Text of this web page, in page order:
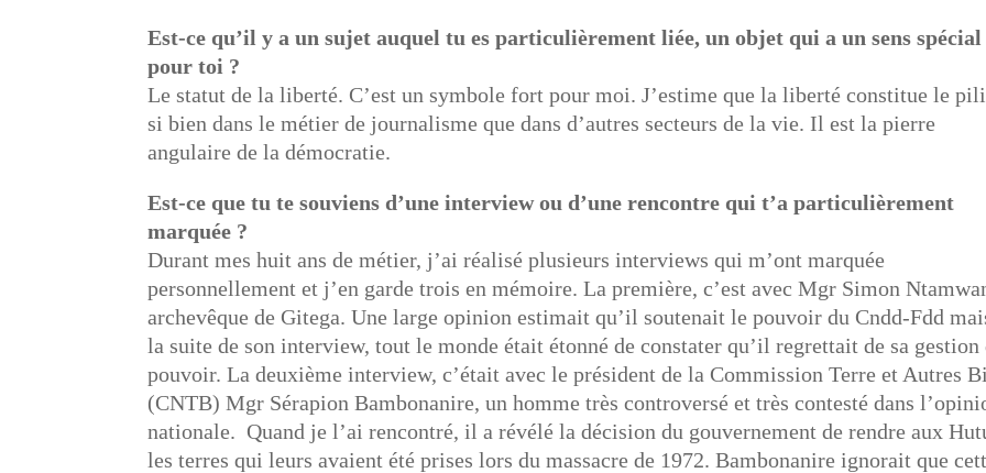
Est-ce qu’il y a un sujet auquel tu es particulièrement liée, un objet qui a un sens spécial
pour toi ?
Le statut de la liberté. C’est un symbole fort pour moi. J’estime que la liberté constitue le
si bien dans le métier de journalisme que dans d’autres secteurs de la vie. Il est la pierre
angulaire de la démocratie.
Est-ce que tu te souviens d’une interview ou d’une rencontre qui t’a particulièrement
marquée ?
Durant mes huit ans de métier, j’ai réalisé plusieurs interviews qui m’ont marquée
personnellement et j’en garde trois en mémoire. La première, c’est avec Mgr Simon
archevêque de Gitega. Une large opinion estimait qu’il soutenait le pouvoir du Cndd-Fdd
la suite de son interview, tout le monde était étonné de constater qu’il regrettait de sa gestion
pouvoir. La deuxième interview, c’était avec le président de la Commission Terre et Autres
(CNTB) Mgr Sérapion Bambonanire, un homme très controversé et très contesté dans
nationale. Quand je l’ai rencontré, il a révélé la décision du gouvernement de rendre aux
les terres qui leurs avaient été prises lors du massacre de 1972. Bambonanire ignorait que